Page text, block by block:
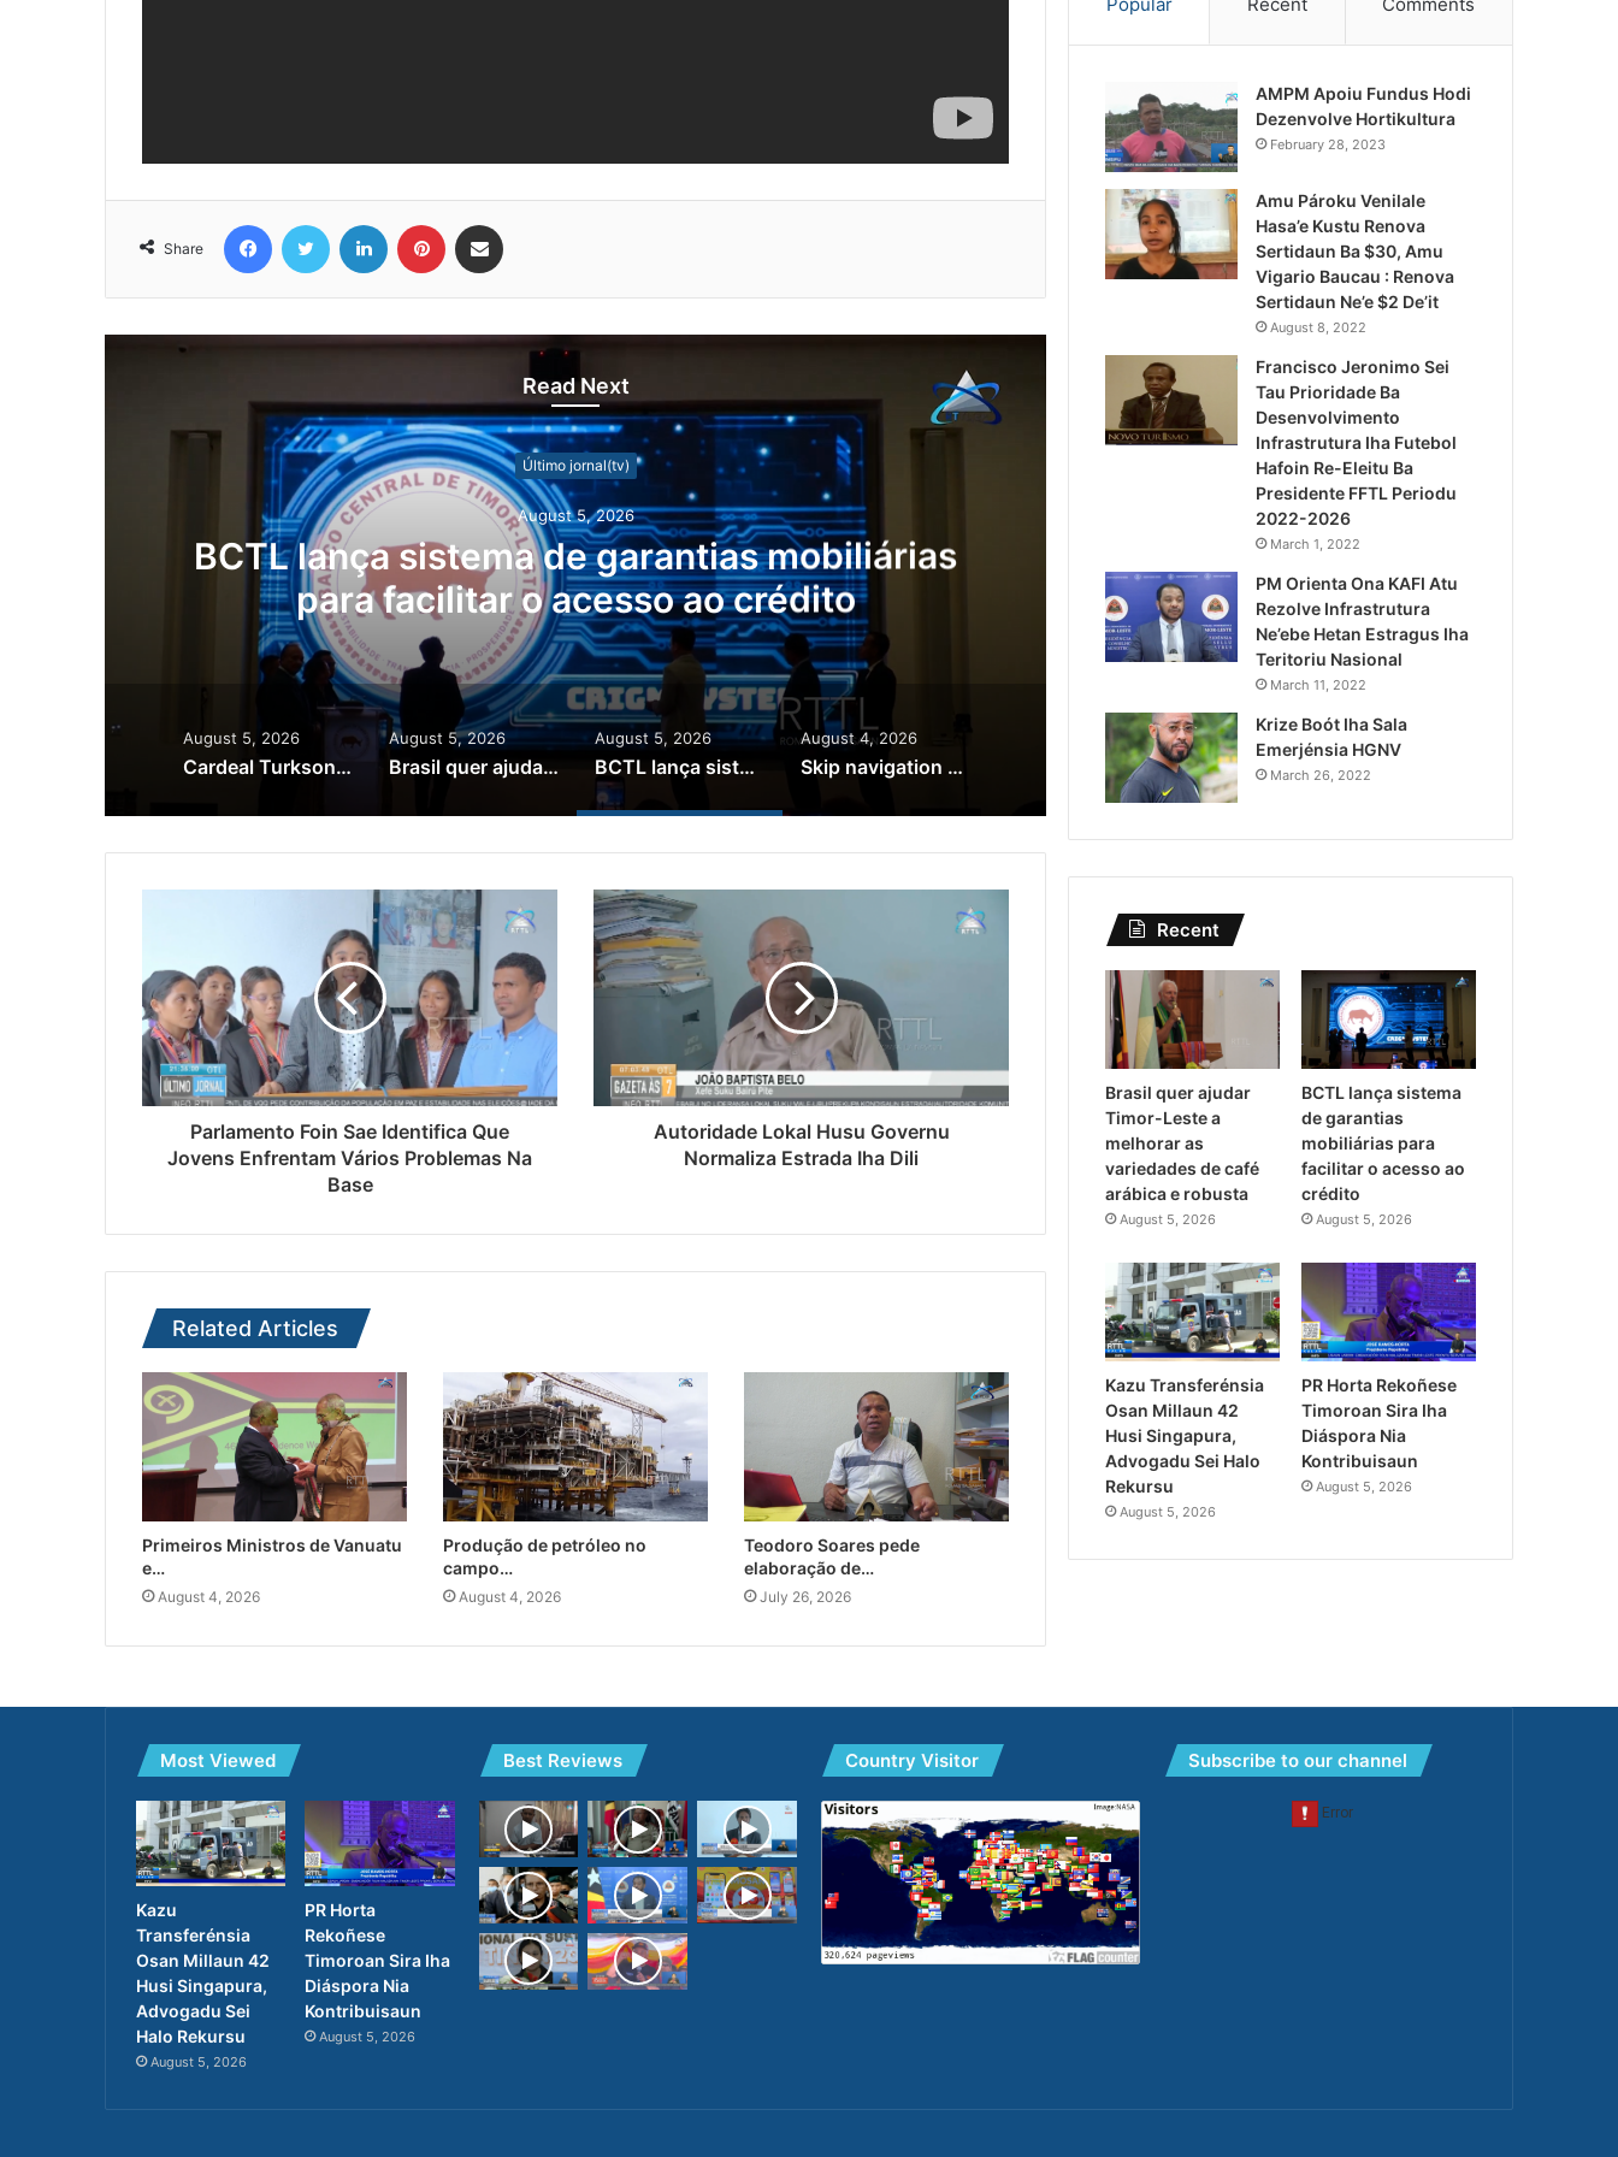
Share
Read Next
Último jornal(tv)
August 5, 2026
BCTL lança sistema de garantias mobiliárias
para facilitar o acesso ao crédito
Skip navigation Search Create 9+ Avatar
image Timor-Leste e
cooperação
August 5, 2026
Cardeal Turkson homenageia heróis timorenses e defende papel da igreja no desenvolvimento do país
August 5, 2026
Brasil quer ajudar Timor-Leste a melhorar as variedades de café arábica e robusta
August 5, 2026
BCTL lança sistema de garantias mobiliárias para facilitar o acesso ao crédito
August 4, 2026
Skip navigation Search Create 9+ Avatar image Timor-Leste e Portugal reforçam cooperação económica
Parlamento Foin Sae Identifica Que
Jovens Enfrentam Vários Problemas Na
Base
Autoridade Lokal Husu Governu
Normaliza Estrada Iha Dili
Related Articles
Primeiros Ministros de Vanuatu
e…
August 4, 2026
Produção de petróleo no
campo…
August 4, 2026
Teodoro Soares pede
elaboração de…
July 26, 2026
Popular Recent Comments
AMPM Apoiu Fundus Hodi
Dezenvolve Hortikultura
February 28, 2023
Amu Pároku Venilale
Hasa’e Kustu Renova
Sertidaun Ba $30, Amu
Vigario Baucau : Renova
Sertidaun Ne’e $2 De’it
August 8, 2022
Francisco Jeronimo Sei
Tau Prioridade Ba
Desenvolvimento
Infrastrutura Iha Futebol
Hafoin Re-Eleitu Ba
Presidente FFTL Periodu
2022-2026
March 1, 2022
PM Orienta Ona KAFI Atu
Rezolve Infrastrutura
Ne’ebe Hetan Estragus Iha
Teritoriu Nasional
March 11, 2022
Krize Boót Iha Sala
Emerjénsia HGNV
March 26, 2022
Recent
Brasil quer ajudar
Timor-Leste a
melhorar as
variedades de café
arábica e robusta
August 5, 2026
BCTL lança sistema
de garantias
mobiliárias para
facilitar o acesso ao
crédito
August 5, 2026
Kazu Transferénsia
Osan Millaun 42
Husi Singapura,
Advogadu Sei Halo
Rekursu
August 5, 2026
PR Horta Rekoñese
Timoroan Sira Iha
Diáspora Nia
Kontribuisaun
August 5, 2026
Most Viewed
Kazu
Transferénsia
Osan Millaun 42
Husi Singapura,
Advogadu Sei
Halo Rekursu
August 5, 2026
PR Horta
Rekoñese
Timoroan Sira Iha
Diáspora Nia
Kontribuisaun
August 5, 2026
Best Reviews Country Visitor Subscribe to our channel